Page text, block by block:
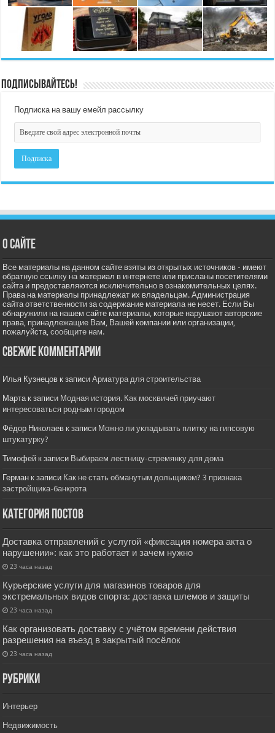
Подписывайтесь!
Подписка на вашу емейл рассылку
О сайте
Все материалы на данном сайте взяты из открытых источников - имеют
обратную ссылку на материал в интернете или присланы посетителями
сайта и предоставляются исключительно в ознакомительных целях.
Права на материалы принадлежат их владельцам. Администрация
сайта ответственности за содержание материала не несет. Если Вы
обнаружили на нашем сайте материалы, которые нарушают авторские
права, принадлежащие Вам, Вашей компании или организации,
пожалуйста,сообщите нам.
Свежие комментарии
Илья Кузнецов к записиАрматура для строительства
Мартак записи Модная история. Как москвичей приучают
интересоваться родным городом
Фёдор Николаев к записи Можно ли укладывать плитку на гипсовую
штукатурку?
Тимофей к записи Выбираем лестницу-стремянку для дома
Герман к записи Как не стать обманутым дольщиком? 3 признака
застройщика-банкрота
Категория постов
Доставка отправлений с услугой «фиксация номера акта о
нарушении»: как это работает и зачем нужно
23 часа назад
Курьерские услуги для магазинов товаров для
экстремальных видов спорта: доставка шлемов и защиты
23 часа назад
Как организовать доставку с учётом времени действия
разрешения на въезд в закрытый посёлок
23 часа назад
РУбрики
Интерьер
Недвижимость